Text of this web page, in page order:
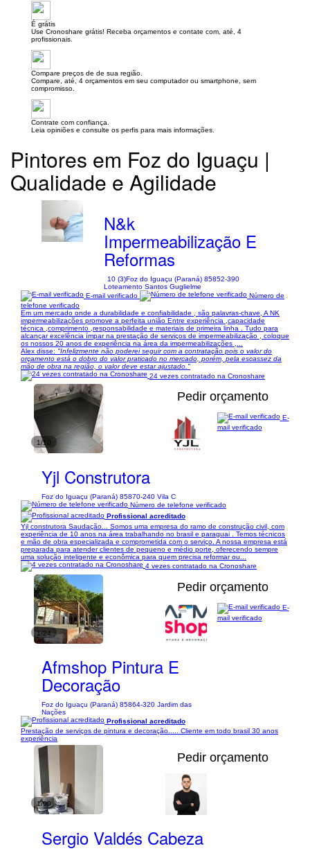
É grátis
Use Cronoshare grátis! Receba orçamentos e contate com, até, 4
profissionais.
Compare preços de de sua região.
Compare, até, 4 orçamentos em seu computador ou smartphone, sem
compromisso.
Contrate com confiança.
Leia opiniões e consulte os perfis para mais informações.
Pintores em Foz do Iguaçu |
Qualidade e Agilidade
N&k
Impermeabilização E
Reformas
10 (3)Foz do Iguaçu (Paraná) 85852-390
Loteamento Santos Guglielme
E-mail verificado
Número de
telefone verificado
Em um mercado onde a durabilidade e confiabilidade , são palavras-chave, A NK
impermeabilizações promove a perfeita união Entre experiência ,capacidade
técnica ,comprimento ,responsabilidade e materiais de primeira linha . Tudo para
alcançar excelência ímpar na prestação de serviços de impermeabilização , coloque
os nossos 20 anos de experiência na área da impermeabilizações ,...
Alex disse: "Infelizmente não poderei seguir com a contratação pois o valor do
orçamento está o dobro do valor praticado no mercado, porém, pela escassez da
mão de obra na região, o valor deve estar ajustado."
24 vezes contratado na Cronoshare
1/10
Pedir orçamento
Yjl Construtora
Foz do Iguaçu (Paraná) 85870-240 Vila C
E-
mail verificado
Número de telefone verificado
Profissional acreditado
Yjl construtora Saudação... Somos uma empresa do ramo de construção civil, com
experiência de 10 anos na área trabalhando no brasil e paraguai . Temos técnicos
e mão de obra especializada e comprometida com o serviço. A nossa empresa está
preparada para atender clientes de pequeno e médio porte, oferecendo sempre
uma solução inteligente e econômica para quem precisa reformar ou...
4 vezes contratado na Cronoshare
1/24
Pedir orçamento
Afmshop Pintura E
Decoração
Foz do Iguaçu (Paraná) 85864-320 Jardim das
Nações
E-
mail verificado
Profissional acreditado
Prestação de serviços de pintura e decoração..... Cliente em todo brasil 30 anos
experiência
1/99
Pedir orçamento
Sergio Valdés Cabeza